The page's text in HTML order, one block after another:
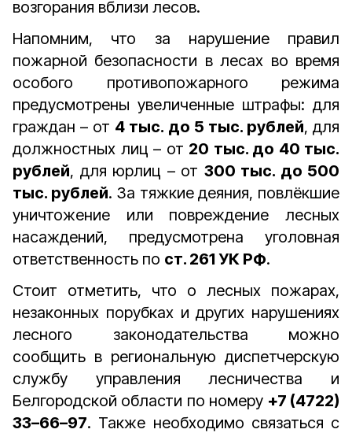
возгорания вблизи лесов.
Напомним, что за нарушение правил
пожарной безопасности в лесах во время
особого противопожарного режима
предусмотрены увеличенные штрафы: для
граждан – от 4 тыс. до 5 тыс. рублей, для
должностных лиц – от 20 тыс. до 40 тыс.
рублей, для юрлиц – от 300 тыс. до 500
тыс. рублей. За тяжкие деяния, повлёкшие
уничтожение или повреждение лесных
насаждений, предусмотрена уголовная
ответственность по ст. 261 УК РФ.
Стоит отметить, что о лесных пожарах,
незаконных порубках и других нарушениях
лесного законодательства можно
сообщить в региональную диспетчерскую
службу управления лесничества и
Белгородской области по номеру +7 (4722)
33–66–97. Также необходимо связаться с